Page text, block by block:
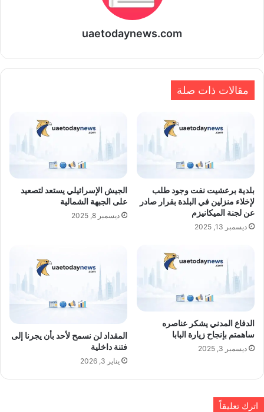
uaetodaynews.com
مقالات ذات صلة
بلدية برعشيت نفت وجود طلب
لإخلاء منزلين في البلدة بقرار صادر
عن لجنة الميكانيزم
ديسمبر 13, 2025
الجيش الإسرائيلي يستعد لتصعيد
على الجبهة الشمالية
ديسمبر 8, 2025
الدفاع المدني يشكر عناصره
ساهمتم بإنجاح زيارة البابا
ديسمبر 3, 2025
المقداد لن نسمح لأحد بأن يجرنا إلى
فتنة داخلية
يناير 3, 2026
اترك تعليقاً